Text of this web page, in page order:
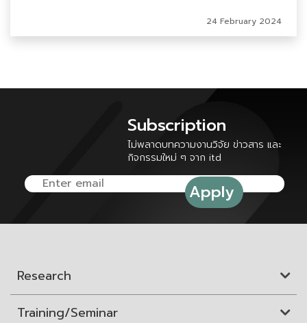
24 February 2024
Subscription
ไม่พลาดบทความงานวิจัย ข่าวสาร และ
กิจกรรมใหม่ ๆ จาก itd
Research
Training/Seminar